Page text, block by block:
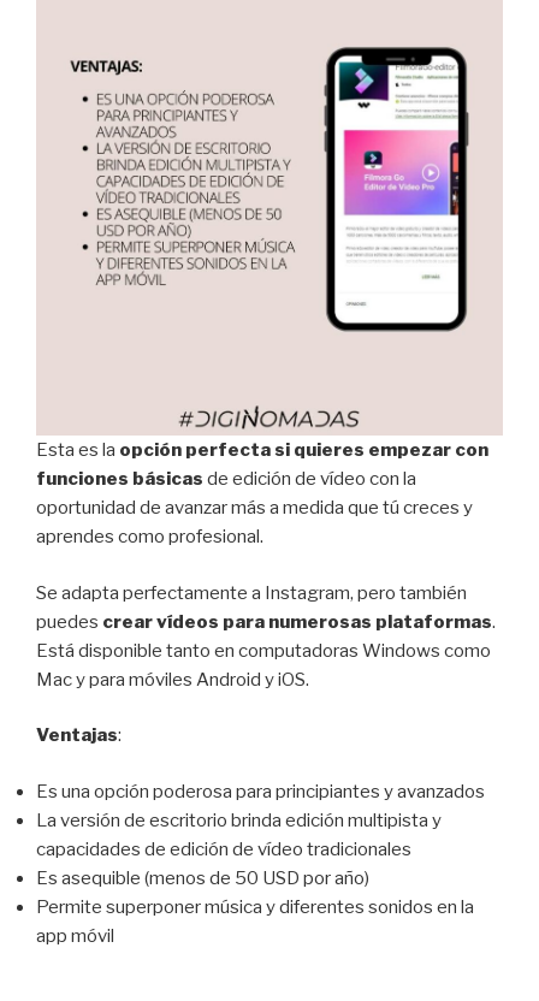
Esta es la opción perfecta si quieres empezar con
funciones básicas de edición de vídeo con la
oportunidad de avanzar más a medida que tú creces y
aprendes como profesional.
Se adapta perfectamente a Instagram, pero también
puedes crear vídeos para numerosas plataformas.
Está disponible tanto en computadoras Windows como
Mac y para móviles Android y iOS.
Ventajas:
Es una opción poderosa para principiantes y avanzados
La versión de escritorio brinda edición multipista y
capacidades de edición de vídeo tradicionales
Es asequible (menos de 50 USD por año)
Permite superponer música y diferentes sonidos en la
app móvil